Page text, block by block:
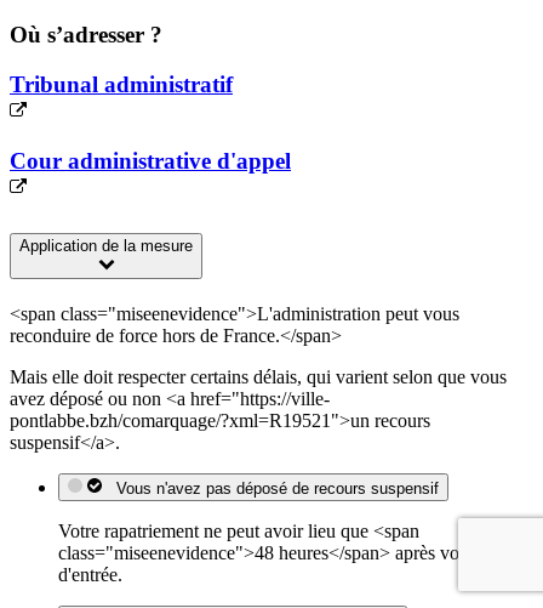
Où s’adresser ?
Tribunal administratif
Cour administrative d'appel
Application de la mesure
<span class="miseenevidence">L'administration peut vous
reconduire de force hors de France.</span>
Mais elle doit respecter certains délais, qui varient selon que vous
avez déposé ou non <a href="https://ville-
pontlabbe.bzh/comarquage/?xml=R19521">un recours
suspensif</a>.
Vous n'avez pas déposé de recours suspensif
Votre rapatriement ne peut avoir lieu que <span
class="miseenevidence">48 heures</span> après votre refus
d'entrée.